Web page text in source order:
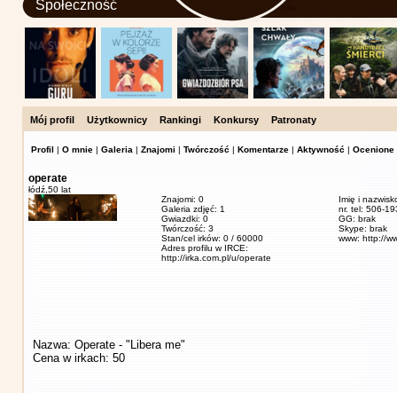
Społeczność
Mój profil Użytkownicy Rankingi Konkursy Patronaty
Profil | O mnie | Galeria | Znajomi | Twórczość | Komentarze | Aktywność | Ocenione
operate
łódź, 50 lat
Znajomi: 0
Galeria zdjęć: 1
Gwiazdki: 0
Twórczość: 3
Stan/cel irków: 0 / 60000
Adres profilu w IRCE:
http://irka.com.pl/u/operate
Imię i
nr. tel: 506-
GG: brak
Skype: brak
www: http://
Nazwa: Operate - "Libera me"
Cena w irkach: 50